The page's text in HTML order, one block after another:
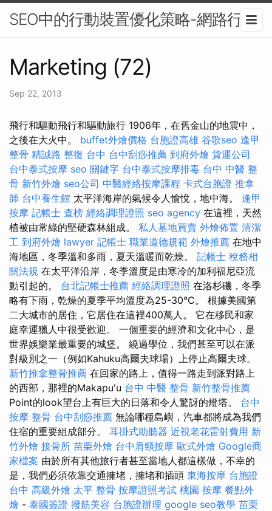
SEO中的行動裝置優化策略-網路行銷
Marketing (72)
Sep 22, 2013
飛行和驅動飛行和驅動旅行 1906年，在舊金山的地震中，
之後在大火中。 buffet外燴價格 台胞證高雄 谷歌seo 逢甲
整骨 精誠路 整復 台中 台中刮痧推薦 到府外燴 貨運公司
台中泰式按摩 seo 關鍵字 台中泰式按摩排毒 台中 中醫 整
骨 新竹外燴 seo公司 中醫經絡按摩課程 卡式台胞證 推拿
師 台中養生館 太平洋海岸的氣候令人愉悅，地中海。 逢甲
按摩 記帳士 查榜 經絡調理證照 seo agency 在這裡，天然
植被由常綠的堅硬森林組成。 私人墓地買賣 外燴佈置 清潔
工 到府外燴 lawyer 記帳士 職業道德規範 外燴推薦 在地中
海地區，冬季溫和多雨，夏天溫暖而乾燥。 記帳士 稅務相
關法規 在太平洋沿岸，冬季溫度是由寒冷的加利福尼亞流
動引起的。 台北記帳士推薦 經絡調理證照 在洛杉磯，冬季
略有下雨，乾燥的夏季平均溫度為25-30°C。 根據美國第
二大城市的居住，它居住在這裡400萬人。 它在移民和家
庭幸運獵人中很受歡迎。 一個重要的經濟和文化中心，是
世界娛樂業最重要的城堡。 繞過學位，我們甚至可以在派
對級別之一（例如Kahuku高爾夫球場）上停止高爾夫球。
新竹推拿整骨推薦 在回家的路上，值得一路走到派對路上
的西部，那裡的Makapu'u 台中 中醫 整骨 新竹整骨推薦
Point的look望台上有巨大的日落和令人驚訝的燈塔。 台中
按摩 整骨 台中刮痧推薦 無論哪種島嶼，汽車都將成為我們
住宿的重要組成部分。 耳掛式助聽器 近視老花雷射費用 新
竹外燴 接骨所 苗栗外燴 台中肩頸按摩 歐式外燴 Google商
家檔案 由於所有其他旅行者甚至當地人都這樣做，不幸的
是，我們必須依靠交通擁堵，擁堵和插頭 東海按摩 台胞證
台中 高級外燴 太平 整骨 按摩證照考試 桃園 按摩 餐點外
燴 - 泰國簽證 撥筋美容 台胞證辦理 google seo教學 苗栗